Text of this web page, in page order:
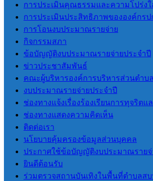
การประเมินคุณธรรมและความโปร่งใ
การประเมินประสิทธิภาพขององค์กร
การโอนงบประมาณรายจ่าย
กิจกรรมสภา
ข้อบัญญัติงบประมาณรายจ่ายประจำปี
ข่าวประชาสัมพันธ์
คณะผู้บริหารองค์การบริหารส่วนตำบ
งบประมาณรายจ่ายประจำปี
ช่องทางแจ้งเรื่องร้องเรียนการทุจริต
ช่องทางแสดงความคิดเห็น
ติดต่อเรา
นโยบายคุ้มครองข้อมูลส่วนบุคคล
ประกาศใช้ข้อบัญญัติงบประมาณรายจ่
ยินดีต้อนรับ
ร่วมตรวจสถานบันเทิงในพื้นที่ตำบลสบ